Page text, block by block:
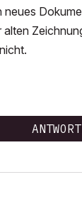
neues
alten